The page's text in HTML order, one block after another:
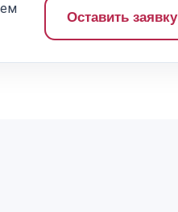
Оставить заявку